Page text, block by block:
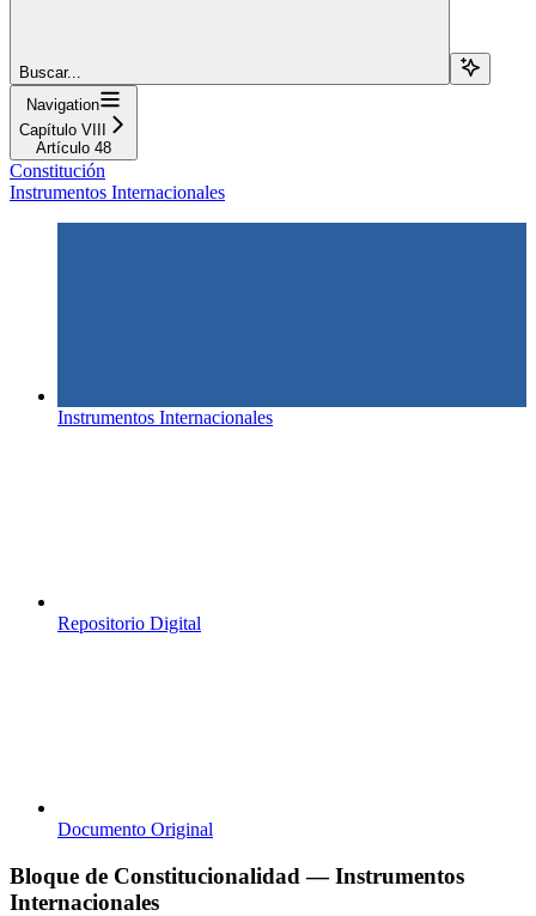
Buscar...
Navigation
Capítulo VIII
Artículo 48
Constitución
Instrumentos Internacionales
Instrumentos Internacionales
Repositorio Digital
Documento Original
Bloque de Constitucionalidad — Instrumentos
Internacionales